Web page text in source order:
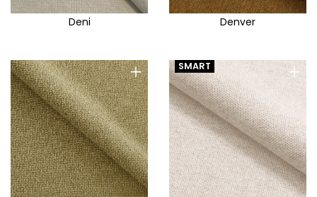
Deni Denver
+ +
SMART